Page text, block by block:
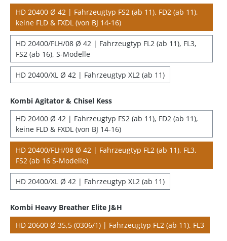
HD 20400 Ø 42 | Fahrzeugtyp FS2 (ab 11), FD2 (ab 11),
keine FLD & FXDL (von BJ 14-16)
HD 20400/FLH/08 Ø 42 | Fahrzeugtyp FL2 (ab 11), FL3,
FS2 (ab 16), S-Modelle
HD 20400/XL Ø 42 | Fahrzeugtyp XL2 (ab 11)
Kombi Agitator & Chisel Kess
HD 20400 Ø 42 | Fahrzeugtyp FS2 (ab 11), FD2 (ab 11),
keine FLD & FXDL (von BJ 14-16)
HD 20400/FLH/08 Ø 42 | Fahrzeugtyp FL2 (ab 11), FL3,
FS2 (ab 16 S-Modelle)
HD 20400/XL Ø 42 | Fahrzeugtyp XL2 (ab 11)
Kombi Heavy Breather Elite J&H
HD 20600 Ø 35,5 (0306/1) | Fahrzeugtyp FL2 (ab 11), FL3